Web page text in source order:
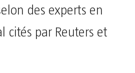
des experts en
cités par Reuters et